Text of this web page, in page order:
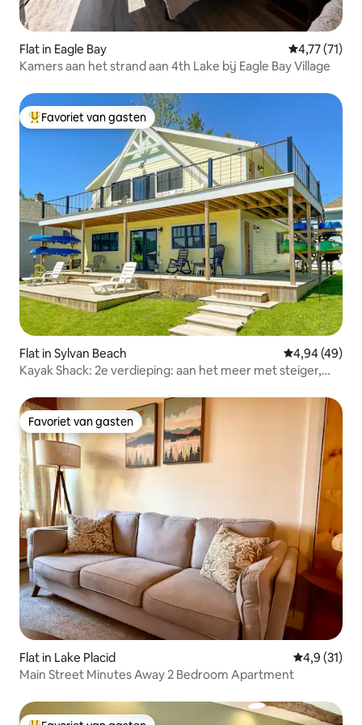
Flat in Eagle Bay Gemiddelde
4,77 (71)
Kamers aan het strand aan 4th Lake bij Eagle Bay Village
Topfavoriet van gasten
Favoriet van gasten
Flat in Sylvan Beach Gemiddelde
4,94 (49)
Kayak Shack: 2e verdieping: aan het meer met steiger,
Favoriet van gasten
Favoriet van gasten
Flat in Lake Placid
4,9 (31)
Main Street Minutes Away 2 Bedroom Apartment